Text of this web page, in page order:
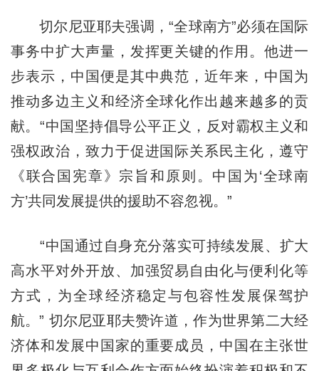
切尔尼亚耶夫强调，“全球南方”必须在国际
事务中扩大声量，发挥更关键的作用。他进一
步表示，中国便是其中典范，近年来，中国为
推动多边主义和经济全球化作出越来越多的贡
献。“中国坚持倡导公平正义，反对霸权主义和
强权政治，致力于促进国际关系民主化，遵守
《联合国宪章》宗旨和原则。中国为‘全球南
方’共同发展提供的援助不容忽视。”
“中国通过自身充分落实可持续发展、扩大
高水平对外开放、加强贸易自由化与便利化等
方式，为全球经济稳定与包容性发展保驾护
航。” 切尔尼亚耶夫赞许道，作为世界第二大经
济体和发展中国家的重要成员，中国在主张世